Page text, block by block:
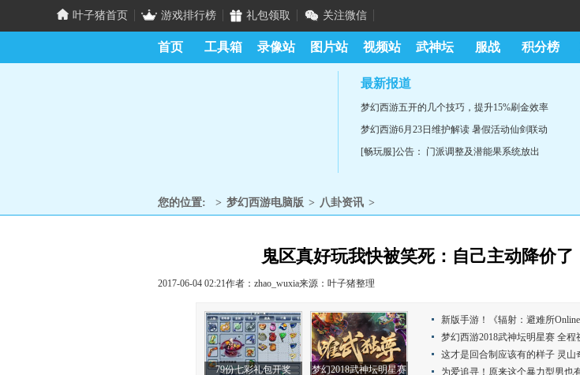
叶子猪首页 游戏排行榜 礼包领取 关注微信
首页 工具箱 录像站 图片站 视频站 武神坛 服战 积分榜
最新报道
梦幻西游五开的几个技巧，提升15%刷金效率
梦幻西游6月23日维护解读 暑假活动仙剑联动
[畅玩服]公告： 门派调整及潜能果系统放出
您的位置: > 梦幻西游电脑版 > 八卦资讯 >
鬼区真好玩我快被笑死：自己主动降价了
2017-06-04 02:21作者：zhao_wuxia来源：叶子猪整理